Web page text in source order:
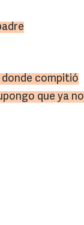
donde compitió
que ya no